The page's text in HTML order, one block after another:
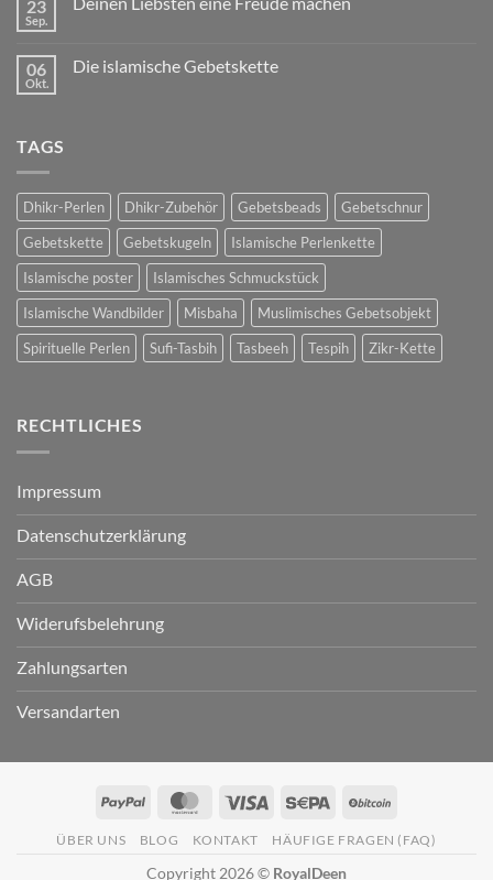
Was
23
Sep.
Deinen
06
Okt.
Die islamische Gebetskette
TAGS
Dhikr-Perlen Dhikr-Zubehör Gebetsbeads
Gebetschnur
Gebetskette
Gebetskugeln
Islamische Perlenkette
Islamische poster
Islamisches Schmuckstück
Islamische Wandbilder
Misbaha
Muslimisches Gebetsobjekt
Spirituelle Perlen
Sufi-Tasbih Tasbeeh Tespih Zikr-Kette
RECHTLICHES
Impressum
Datenschutzerklärung
AGB
Widerufsbelehrung
Zahlungsarten
Versandarten
PayPal MasterCardVisa Sepa
ÜBER UNS BLOG KONTAKT HÄUFIGE FRAGEN (FAQ)
Copyright 2026 © RoyalDeen